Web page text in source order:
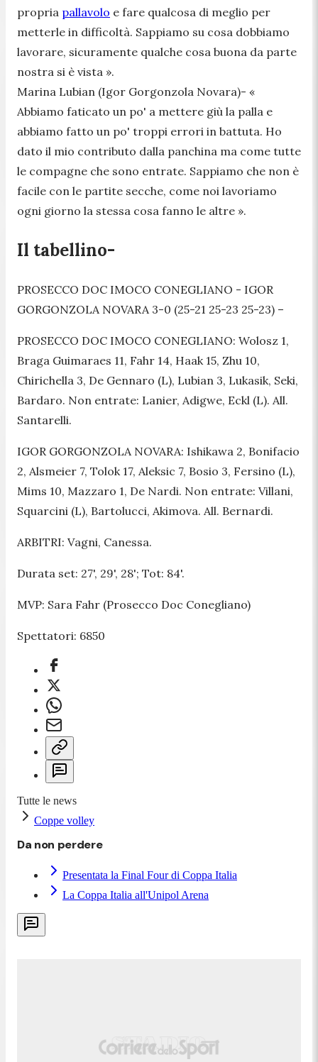
propria pallavolo e fare qualcosa di meglio per
metterle in difficoltà. Sappiamo su cosa dobbiamo
lavorare, sicuramente qualche cosa buona da parte
nostra si è vista ».
Marina Lubian (Igor Gorgonzola Novara)- «
Abbiamo faticato un po' a mettere giù la palla e
abbiamo fatto un po' troppi errori in battuta. Ho
dato il mio contributo dalla panchina ma come tutte
le compagne che sono entrate. Sappiamo che non è
facile con le partite secche, come noi lavoriamo
ogni giorno la stessa cosa fanno le altre ».
Il tabellino-
PROSECCO DOC IMOCO CONEGLIANO - IGOR
GORGONZOLA NOVARA 3-0 (25-21 25-23 25-23) –
PROSECCO DOC IMOCO CONEGLIANO: Wolosz 1,
Braga Guimaraes 11, Fahr 14, Haak 15, Zhu 10,
Chirichella 3, De Gennaro (L), Lubian 3, Lukasik, Seki,
Bardaro. Non entrate: Lanier, Adigwe, Eckl (L). All.
Santarelli.
IGOR GORGONZOLA NOVARA: Ishikawa 2, Bonifacio
2, Alsmeier 7, Tolok 17, Aleksic 7, Bosio 3, Fersino (L),
Mims 10, Mazzaro 1, De Nardi. Non entrate: Villani,
Squarcini (L), Bartolucci, Akimova. All. Bernardi.
ARBITRI: Vagni, Canessa.
Durata set: 27', 29', 28'; Tot: 84'.
MVP: Sara Fahr (Prosecco Doc Conegliano)
Spettatori: 6850
Tutte le news
Coppe volley
Da non perdere
Presentata la Final Four di Coppa Italia
La Coppa Italia all'Unipol Arena